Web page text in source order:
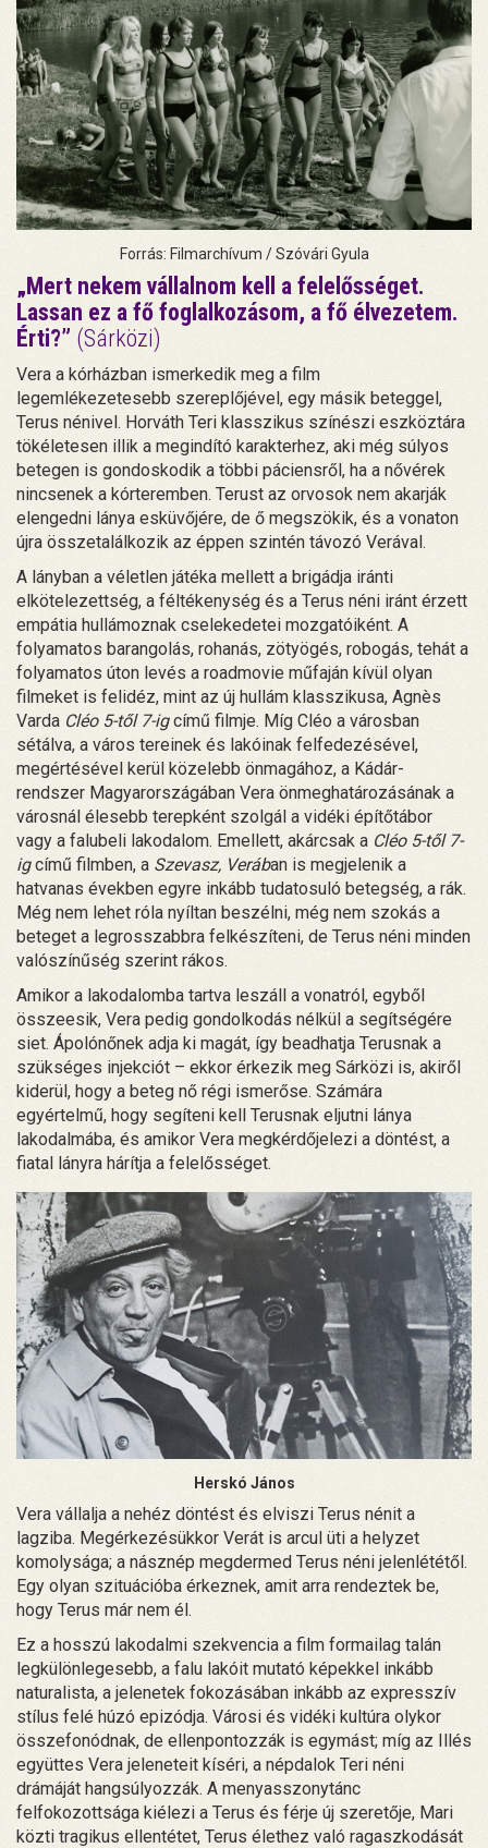
Forrás: Filmarchívum / Szóvári Gyula
„Mert nekem vállalnom kell a felelősséget.
Lassan ez a fő foglalkozásom, a fő élvezetem.
Érti?” (Sárközi)
Vera a kórházban ismerkedik meg a film
legemlékezetesebb szereplőjével, egy másik beteggel,
Terus nénivel. Horváth Teri klasszikus színészi eszköztára
tökéletesen illik a megindító karakterhez, aki még súlyos
betegen is gondoskodik a többi páciensről, ha a nővérek
nincsenek a kórteremben. Terust az orvosok nem akarják
elengedni lánya esküvőjére, de ő megszökik, és a vonaton
újra összetalálkozik az éppen szintén távozó Verával.
A lányban a véletlen játéka mellett a brigádja iránti
elkötelezettség, a féltékenység és a Terus néni iránt érzett
empátia hullámoznak cselekedetei mozgatóiként. A
folyamatos barangolás, rohanás, zötyögés, robogás, tehát a
folyamatos úton levés a roadmovie műfaján kívül olyan
filmeket is felidéz, mint az új hullám klasszikusa, Agnès
Varda Cléo 5-től 7-igcímű filmje. Míg Cléo a városban
sétálva, a város tereinek és lakóinak felfedezésével,
megértésével kerül közelebb önmagához, a Kádár-
rendszer Magyarországában Vera önmeghatározásának a
városnál élesebb terepként szolgál a vidéki építőtábor
vagy a falubeli lakodalom. Emellett, akárcsak a Cléo 5-től 7-
igcímű filmben, a Szevasz, Verában is megjelenik a
hatvanas években egyre inkább tudatosuló betegség, a rák.
Még nem lehet róla nyíltan beszélni, még nem szokás a
beteget a legrosszabbra felkészíteni, de Terus néni minden
valószínűség szerint rákos.
Amikor a lakodalomba tartva leszáll a vonatról, egyből
összeesik, Vera pedig gondolkodás nélkül a segítségére
siet. Ápolónőnek adja ki magát, így beadhatja Terusnak a
szükséges injekciót – ekkor érkezik meg Sárközi is, akiről
kiderül, hogy a beteg nő régi ismerőse. Számára
egyértelmű, hogy segíteni kell Terusnak eljutni lánya
lakodalmába, és amikor Vera megkérdőjelezi a döntést, a
fiatal lányra hárítja a felelősséget.
Herskó János
Vera vállalja a nehéz döntést és elviszi Terus nénit a
lagziba. Megérkezésükkor Verát is arcul üti a helyzet
komolysága; a násznép megdermed Terus néni jelenlététől.
Egy olyan szituációba érkeznek, amit arra rendeztek be,
hogy Terus már nem él.
Ez a hosszú lakodalmi szekvencia a film formailag talán
legkülönlegesebb, a falu lakóit mutató képekkel inkább
naturalista, a jelenetek fokozásában inkább az expresszív
stílus felé húzó epizódja. Városi és vidéki kultúra olykor
összefonódnak, de ellenpontozzák is egymást; míg az Illés
együttes Vera jeleneteit kíséri, a népdalok Teri néni
drámáját hangsúlyozzák. A menyasszonytánc
felfokozottsága kiélezi a Terus és férje új szeretője, Mari
közti tragikus ellentétet, Terus élethez való ragaszkodását